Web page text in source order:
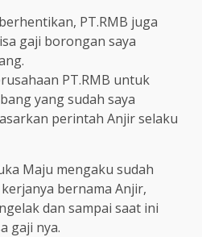
PT.RMB juga
gaji borongan saya
PT.RMB untuk
yang sudah saya
perintah Anjir selaku
Maju mengaku sudah
bernama Anjir,
dan sampai saat ini
gaji nya.